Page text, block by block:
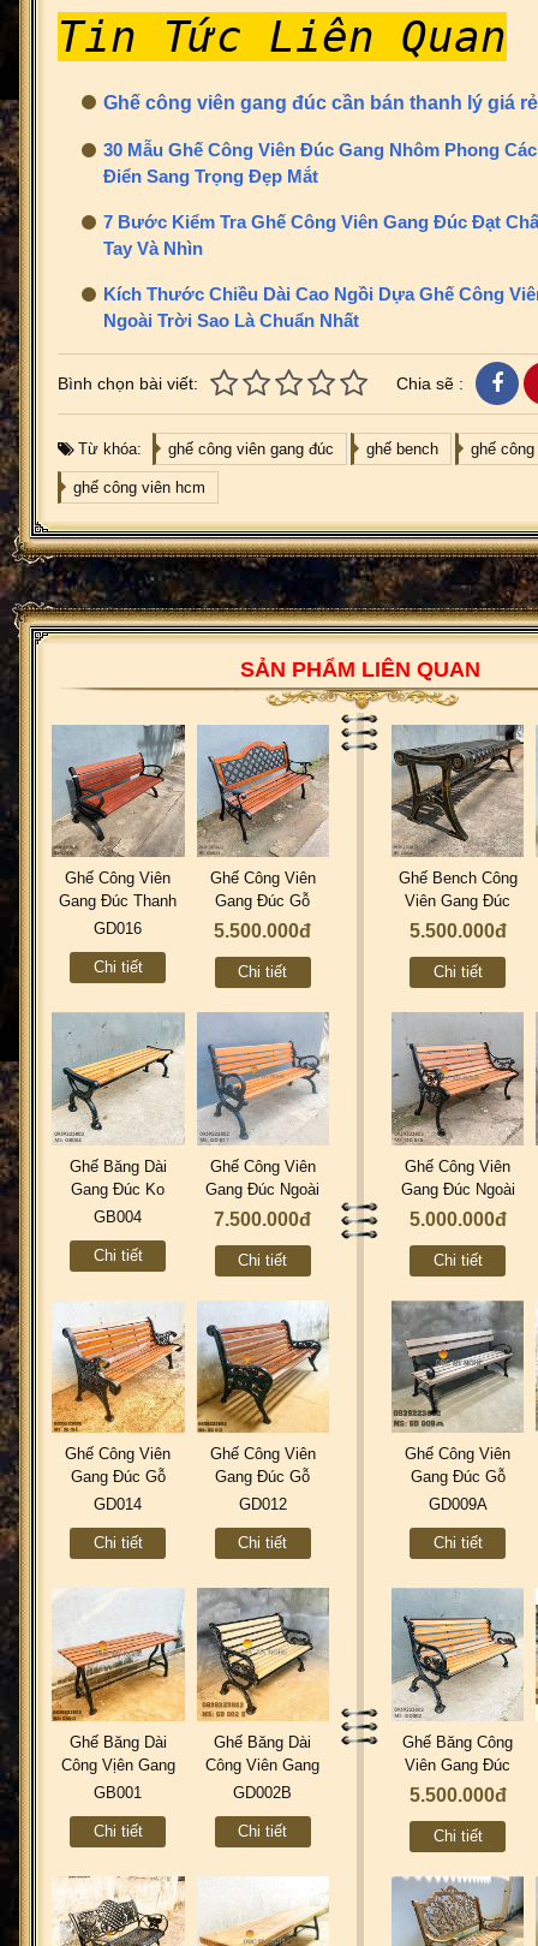
Tin Tức Liên Quan
Ghế công viên gang đúc cần bán thanh lý giá rẻ
30 Mẫu Ghế Công Viên Đúc Gang Nhôm Phong
Điển Sang Trọng Đẹp Mắt
7 Bước Kiểm Tra Ghế Công Viên Gang Đúc Đạt
Tay Và Nhìn
Kích Thước Chiều Dài Cao Ngồi Dựa Ghế Công
Ngoài Trời Sao Là Chuẩn Nhất
Bình chọn bài viết: Chia sẽ :
Từ khóa: ghế công viên gang đúc ghế bench ghế
ghế công viên hcm
SẢN PHẨM LIÊN QUAN
Ghế Công Viên
Gang Đúc Thanh
Ngồi Sắt Sơn Tĩnh
Chuyên Ngoài Trời
GD016
Chi tiết
Ghế Công Viên
Gang Đúc Gỗ
Teak Gỗ Giá Tỵ
Caro GD001A
5.500.000đ
Chi tiết
Ghế Bench Công
Viên Gang Đúc
Thanh Ngồi Sắt
5.500.000đ
Chi tiết
Ghế Băng Dài
Gang Đúc Ko
Lưng Tựa Còn Gọi
GB004
Chi tiết
Ghế Công Viên
Gang Đúc Ngoài
Trời Gỗ Căm Xe
7.500.000đ
Chi tiết
Ghế Công Viên
Gang Đúc Ngoài
Trời Thanh Ngồi
GD015
5.000.000đ
Chi tiết
Ghế Công Viên
Gang Đúc Gỗ
Ngoài Trời Mẫu
Tphcm GD014
GD014
Chi tiết
Ghế Công Viên
Gang Đúc Gỗ
Ngoài Trời Sân
Đẹp Nhất Tphcm
GD012
Chi tiết
Ghế Công Viên
Gang Đúc Gỗ
Nhựa Ngoài Trời
Ở Tphcm GD009A
GD009A
Chi tiết
Ghế Băng Dài
Công Vịên Gang
Đúc Không Tựa
Gỗ Căm Xe Đẹp
GB001
Chi tiết
Ghế Băng Dài
Công Viên Gang
Đúc Gỗ Nhựa
Vườn Giá Rẻ
GD002B
Chi tiết
Ghế Băng Công
Viên Gang Đúc
Ngoài Trời Sắt
Mẫu Đẹp Nhất
Tphcm GD002
5.500.000đ
Chi tiết